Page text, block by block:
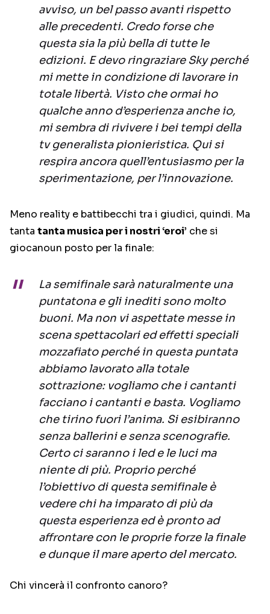
avviso, un bel passo avanti rispetto
alle precedenti. Credo forse che
questa sia la più bella di tutte le
edizioni. E devo ringraziare Sky perché
mi mette in condizione di lavorare in
totale libertà. Visto che ormai ho
qualche anno d’esperienza anche io,
mi sembra di rivivere i bei tempi della
tv generalista pionieristica. Qui si
respira ancora quell’entusiasmo per la
sperimentazione, per l’innovazione.
Meno reality e battibecchi tra i giudici, quindi. Ma
tanta tanta musica per i nostri ‘eroi’ che si
giocanoun posto per la finale:
La semifinale sarà naturalmente una
puntatona e gli inediti sono molto
buoni. Ma non vi aspettate messe in
scena spettacolari ed effetti speciali
mozzafiato perché in questa puntata
abbiamo lavorato alla totale
sottrazione: vogliamo che i cantanti
facciano i cantanti e basta. Vogliamo
che tirino fuori l’anima. Si esibiranno
senza ballerini e senza scenografie.
Certo ci saranno i led e le luci ma
niente di più. Proprio perché
l’obiettivo di questa semifinale è
vedere chi ha imparato di più da
questa esperienza ed è pronto ad
affrontare con le proprie forze la finale
e dunque il mare aperto del mercato.
Chi vincerà il confronto canoro?